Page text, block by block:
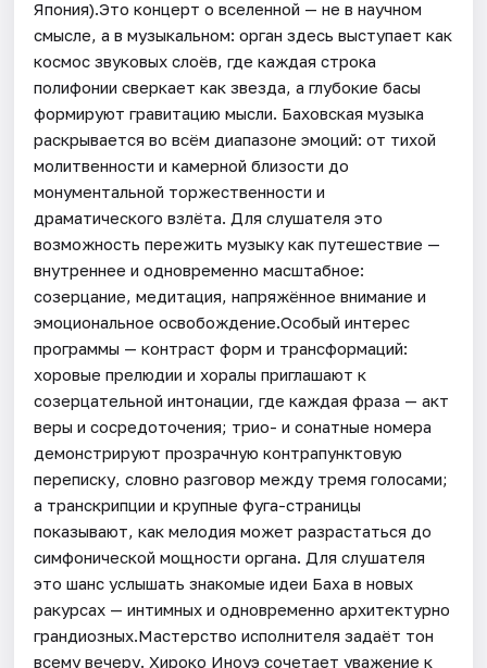
Япония).Это концерт о вселенной — не в научном
смысле, а в музыкальном: орган здесь выступает как
космос звуковых слоёв, где каждая строка
полифонии сверкает как звезда, а глубокие басы
формируют гравитацию мысли. Баховская музыка
раскрывается во всём диапазоне эмоций: от тихой
молитвенности и камерной близости до
монументальной торжественности и
драматического взлёта. Для слушателя это
возможность пережить музыку как путешествие —
внутреннее и одновременно масштабное:
созерцание, медитация, напряжённое внимание и
эмоциональное освобождение.Особый интерес
программы — контраст форм и трансформаций:
хоровые прелюдии и хоралы приглашают к
созерцательной интонации, где каждая фраза — акт
веры и сосредоточения; трио- и сонатные номера
демонстрируют прозрачную контрапунктовую
переписку, словно разговор между тремя голосами;
а транскрипции и крупные фуга-страницы
показывают, как мелодия может разрастаться до
симфонической мощности органа. Для слушателя
это шанс услышать знакомые идеи Баха в новых
ракурсах — интимных и одновременно архитектурно
грандиозных.Мастерство исполнителя задаёт тон
всему вечеру. Хироко Иноуэ сочетает уважение к